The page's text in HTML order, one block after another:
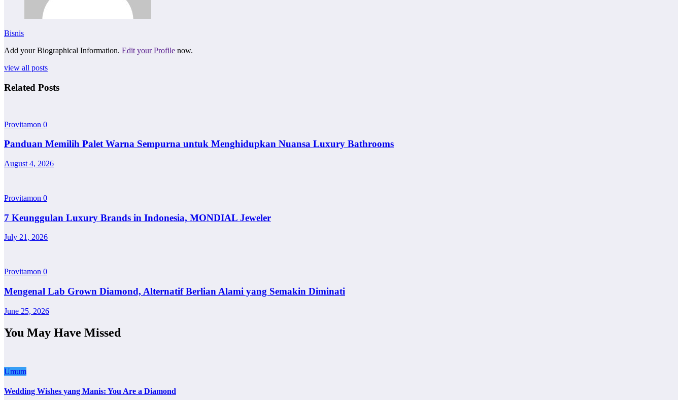
Bisnis
Add your Biographical Information. Edit your Profile now.
view all posts
Related Posts
Provitamon 0
Panduan Memilih Palet Warna Sempurna untuk Menghidupkan Nuansa Luxury Bathrooms
August 4, 2026
Provitamon 0
7 Keunggulan Luxury Brands in Indonesia, MONDIAL Jeweler
July 21, 2026
Provitamon 0
Mengenal Lab Grown Diamond, Alternatif Berlian Alami yang Semakin Diminati
June 25, 2026
You May Have Missed
Umum
Wedding Wishes yang Manis: You Are a Diamond